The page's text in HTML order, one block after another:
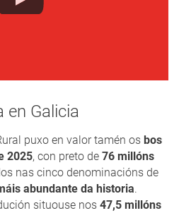
en Galicia
puxo en valor tamén os bos
2025, con preto de 76 millóns
nas cinco denominacións de
abundante da historia.
situouse nos 47,5 millóns